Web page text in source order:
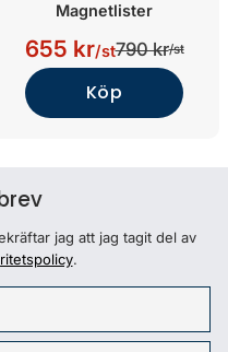
Magnetlister
655 kr/st790 kr/st
Köp
jag att jag tagit del av
.